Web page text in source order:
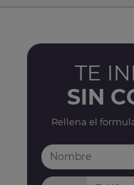
TE
SIN
Rellena el